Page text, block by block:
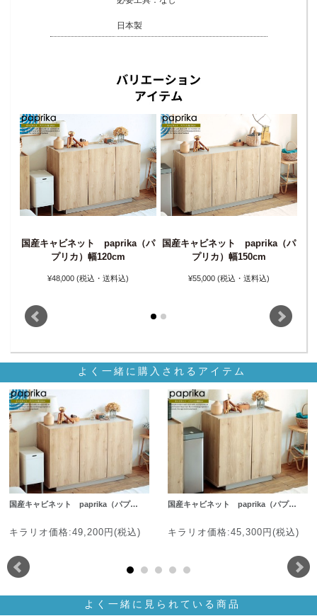
日本製
国産キャビネット paprika（パ
プリカ）幅120cm
¥48‚000 (税込・送料込)
国産キャビネット paprika（パ
プリカ）幅150cm
¥55‚000 (税込・送料込)
よく一緒に購入されるアイテム
国産キャビネット paprika（パプ…
キラリオ価格:49,200円(税込)
国産キャビネット paprika（パプ…
キラリオ価格:45,300円(税込)
よく一緒に見られている商品